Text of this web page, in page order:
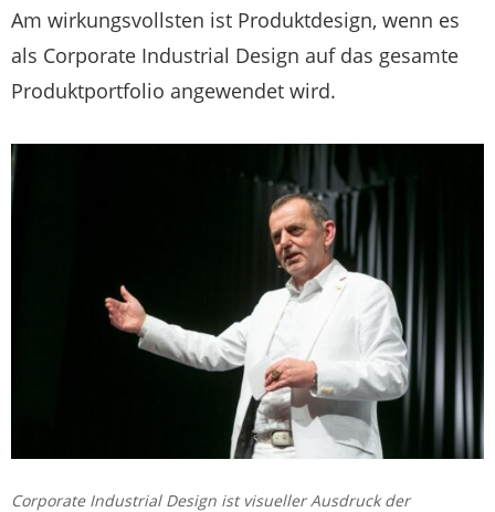
Am wirkungsvollsten ist Produktdesign, wenn es
als Corporate Industrial Design auf das gesamte
Produktportfolio angewendet wird.
Corporate Industrial Design ist visueller Ausdruck der